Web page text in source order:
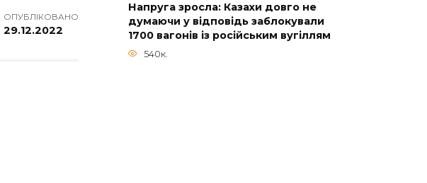
ОПУБЛІКОВАНО
29.12.2022
Напруга зросла: Казахи довго не
думаючи у відповідь заблокували
1700 вагонів із російським вугіллям
540к.